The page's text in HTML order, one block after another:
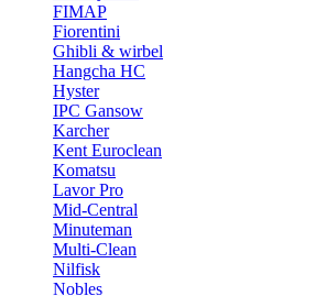
FIMAP
Fiorentini
Ghibli & wirbel
Hangcha HC
Hyster
IPC Gansow
Karcher
Kent Euroclean
Komatsu
Lavor Pro
Mid-Central
Minuteman
Multi-Clean
Nilfisk
Nobles